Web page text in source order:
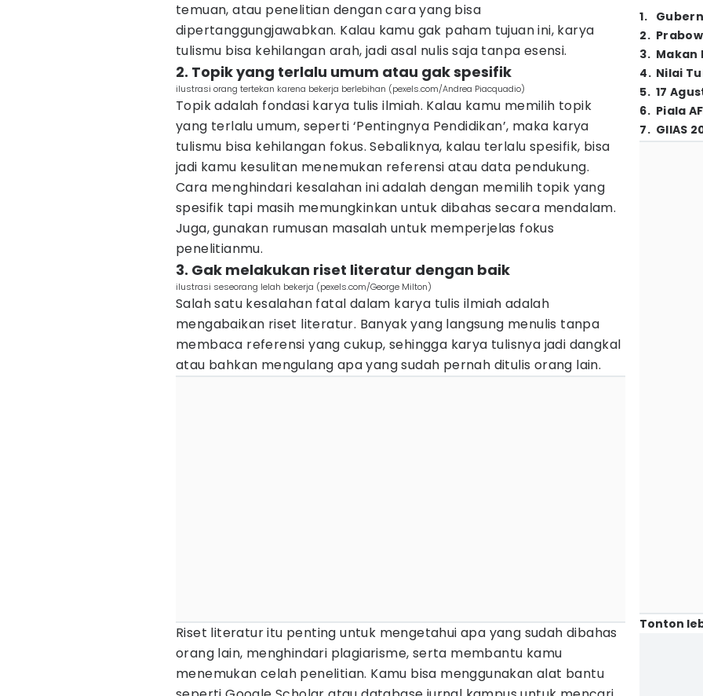
temuan, atau penelitian dengan cara yang bisa
dipertanggungjawabkan. Kalau kamu gak paham tujuan ini, karya
tulismu bisa kehilangan arah, jadi asal nulis saja tanpa esensi.
2. Topik yang terlalu umum atau gak spesifik
ilustrasi orang tertekan karena bekerja berlebihan (pexels.com/Andrea Piacquadio)
Topik adalah fondasi karya tulis ilmiah. Kalau kamu memilih topik
yang terlalu umum, seperti ‘Pentingnya Pendidikan’, maka karya
tulismu bisa kehilangan fokus. Sebaliknya, kalau terlalu spesifik, bisa
jadi kamu kesulitan menemukan referensi atau data pendukung.
Cara menghindari kesalahan ini adalah dengan memilih topik yang
spesifik tapi masih memungkinkan untuk dibahas secara mendalam.
Juga, gunakan rumusan masalah untuk memperjelas fokus
penelitianmu.
3. Gak melakukan riset literatur dengan baik
ilustrasi seseorang lelah bekerja (pexels.com/George Milton)
Salah satu kesalahan fatal dalam karya tulis ilmiah adalah
mengabaikan riset literatur. Banyak yang langsung menulis tanpa
membaca referensi yang cukup, sehingga karya tulisnya jadi dangkal
atau bahkan mengulang apa yang sudah pernah ditulis orang lain.
Riset literatur itu penting untuk mengetahui apa yang sudah dibahas
orang lain, menghindari plagiarisme, serta membantu kamu
menemukan celah penelitian. Kamu bisa menggunakan alat bantu
1.
2.
3. Makan
4. Nilai
5. 17
6. Piala
7. GIIAS
Tonton